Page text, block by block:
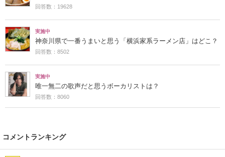
回答数：19628
実施中
神奈川県で一番うまいと思う「横浜家系ラーメン店」はどこ？
回答数：8502
実施中
唯一無二の歌声だと思うボーカリストは？
回答数：8060
コメントランキング